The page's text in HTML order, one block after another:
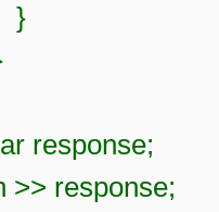
response;
>> response;